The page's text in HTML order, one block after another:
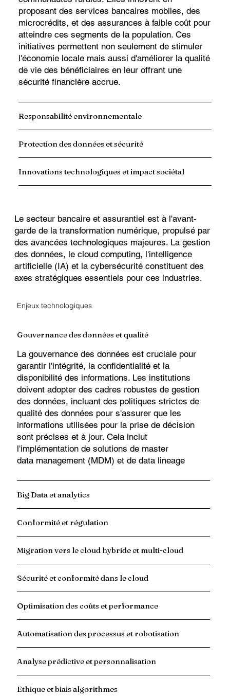
proposant des services bancaires mobiles, des
microcrédits, et des assurances à faible coût pour
atteindre ces segments de la population. Ces
initiatives permettent non seulement de stimuler
l'économie locale mais aussi d'améliorer la qualité
de vie des bénéficiaires en leur offrant une
sécurité financière accrue.
Responsabilité environnementale
Protection des données et sécurité
Innovations technologiques et impact sociétal
Le secteur bancaire et assurantiel est à l'avant-
garde de la transformation numérique, propulsé par
des avancées technologiques majeures. La gestion
des données, le cloud computing, l'intelligence
artificielle (IA) et la cybersécurité constituent des
axes stratégiques essentiels pour ces industries.
Enjeux technologiques
Gouvernance des données et qualité
La gouvernance des données est cruciale pour
garantir l'intégrité, la confidentialité et la
disponibilité des informations. Les institutions
doivent adopter des cadres robustes de gestion
des données, incluant des politiques strictes de
qualité des données pour s'assurer que les
informations utilisées pour la prise de décision
sont précises et à jour. Cela inclut
l'implémentation de solutions de master
data management (MDM) et de data lineage
Big Data et analytics
Conformité et régulation
Migration vers le cloud hybride et multi-cloud
Sécurité et conformité dans le cloud
Optimisation des coûts et performance
Automatisation des processus et robotisation
Analyse prédictive et personnalisation
Ethique et biais algorithmes